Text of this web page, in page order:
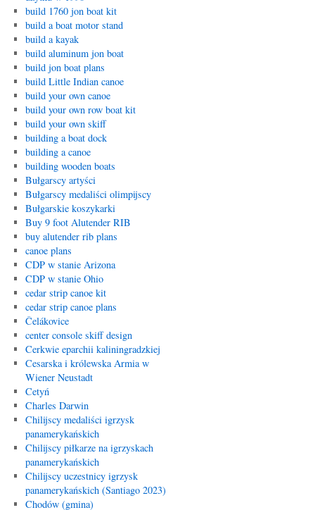
build 1760 jon boat kit
build a boat motor stand
build a kayak
build aluminum jon boat
build jon boat plans
build Little Indian canoe
build your own canoe
build your own row boat kit
build your own skiff
building a boat dock
building a canoe
building wooden boats
Bułgarscy artyści
Bułgarscy medaliści olimpijscy
Bułgarskie koszykarki
Buy 9 foot Alutender RIB
buy alutender rib plans
canoe plans
CDP w stanie Arizona
CDP w stanie Ohio
cedar strip canoe kit
cedar strip canoe plans
Čelákovice
center console skiff design
Cerkwie eparchii kaliningradzkiej
Cesarska i królewska Armia w
Wiener Neustadt
Cetyń
Charles Darwin
Chilijscy medaliści igrzysk
panamerykańskich
Chilijscy piłkarze na igrzyskach
panamerykańskich
Chilijscy uczestnicy igrzysk
panamerykańskich (Santiago 2023)
Chodów (gmina)